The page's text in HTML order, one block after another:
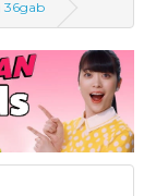
36gab